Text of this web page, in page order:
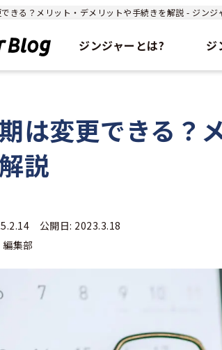
きる？メリット・デメリットや手続きを解説 - ジン
ジンジャーとは? ジ
は変更できる？
説
公開日: 2023.3.18
集部